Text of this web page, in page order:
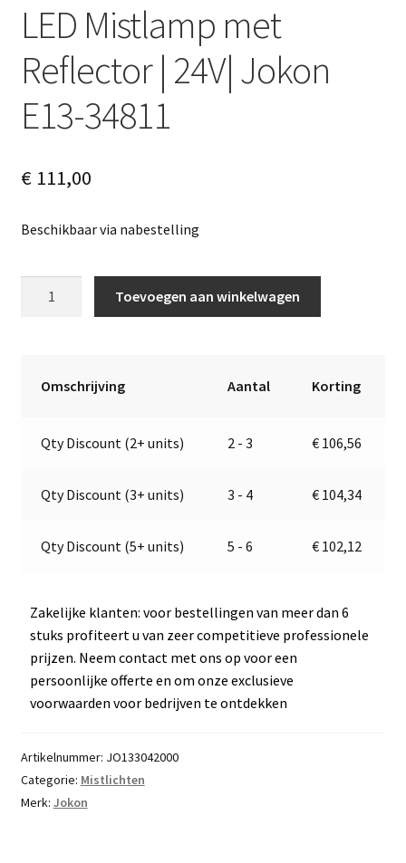
LED Mistlamp met
Reflector | 24V| Jokon
E13-34811
€111,00
Beschikbaar via nabestelling
E13-
aantal
Toevoegen aan winkelwagen
t
v
Omschrijving Aantal Korting
Qty Discount (2+ units) 2 - 3 € 106,56
Qty Discount (3+ units) 3 - 4 € 104,34
Qty Discount (5+ units) 5 - 6 € 102,12
Zakelijke klanten: voor bestellingen van meer dan 6
stuks profiteert u van zeer competitieve professionele
prijzen. Neem contact met ons op voor een
persoonlijke offerte en om onze exclusieve
voorwaarden voor bedrijven te ontdekken
Artikelnummer: JO133042000
Categorie: Mistlichten
Merk: Jokon